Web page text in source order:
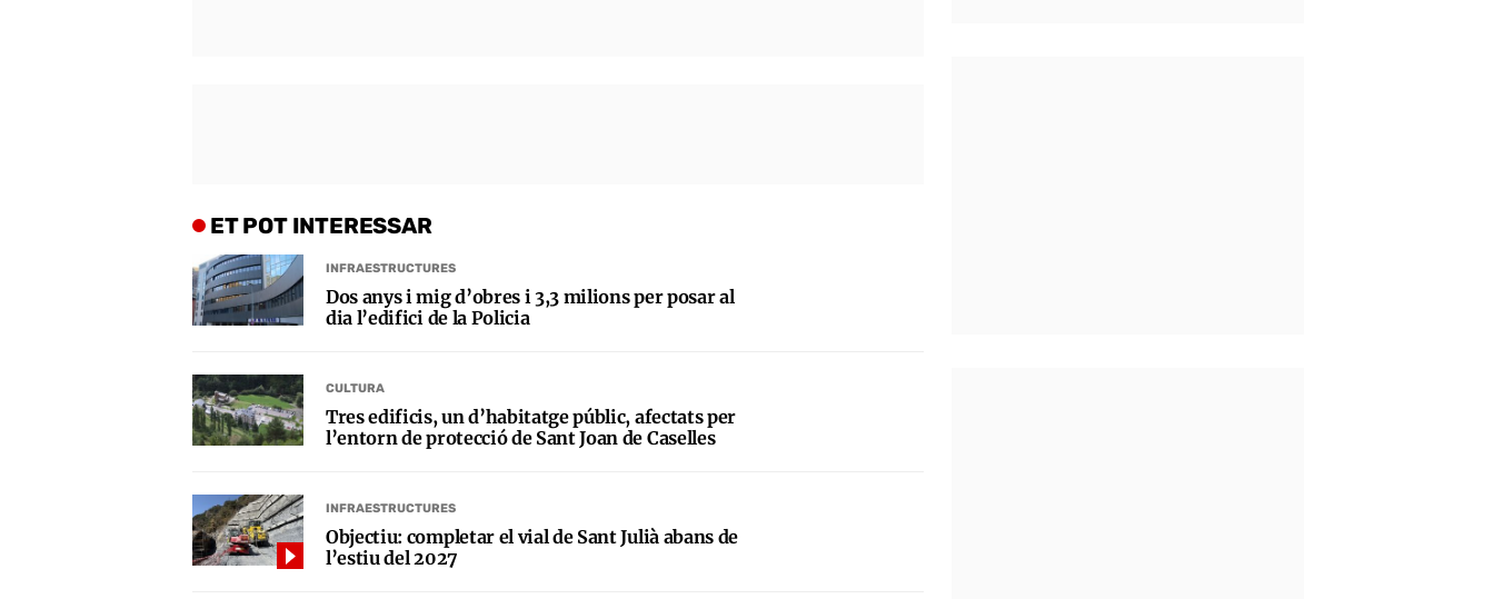
ET POT INTERESSAR
INFRAESTRUCTURES
Dos anys i mig d’obres i 3,3 milions per posar al
dia l’edifici de la Policia
CULTURA
Tres edificis, un d’habitatge públic, afectats per
l’entorn de protecció de Sant Joan de Caselles
INFRAESTRUCTURES
Objectiu: completar el vial de Sant Julià abans de
l’estiu del 2027